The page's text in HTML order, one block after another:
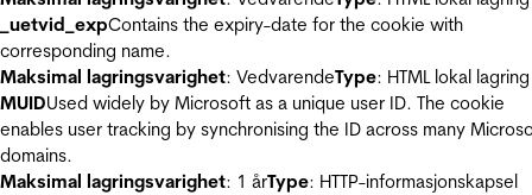
_uetvid_expContains the expiry-date for the cookie with
corresponding name.
Maksimal lagringsvarighet: VedvarendeType: HTML lokal lagring
MUIDUsed widely by Microsoft as a unique user ID. The cookie
enables user tracking by synchronising the ID across many
domains.
Maksimal lagringsvarighet: 1 årType: HTTP-informasjonskapsel